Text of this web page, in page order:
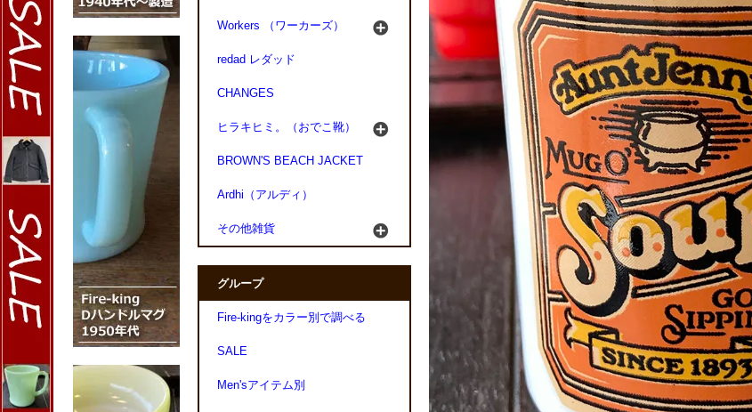
Workers （ワーカーズ）
redad レダッド
CHANGES
ヒラキヒミ。（おでこ靴）
BROWN'S BEACH JACKET
Ardhi（アルディ）
その他雑貨
グループ
Fire-kingをカラー別で調べる
SALE
Men'sアイテム別